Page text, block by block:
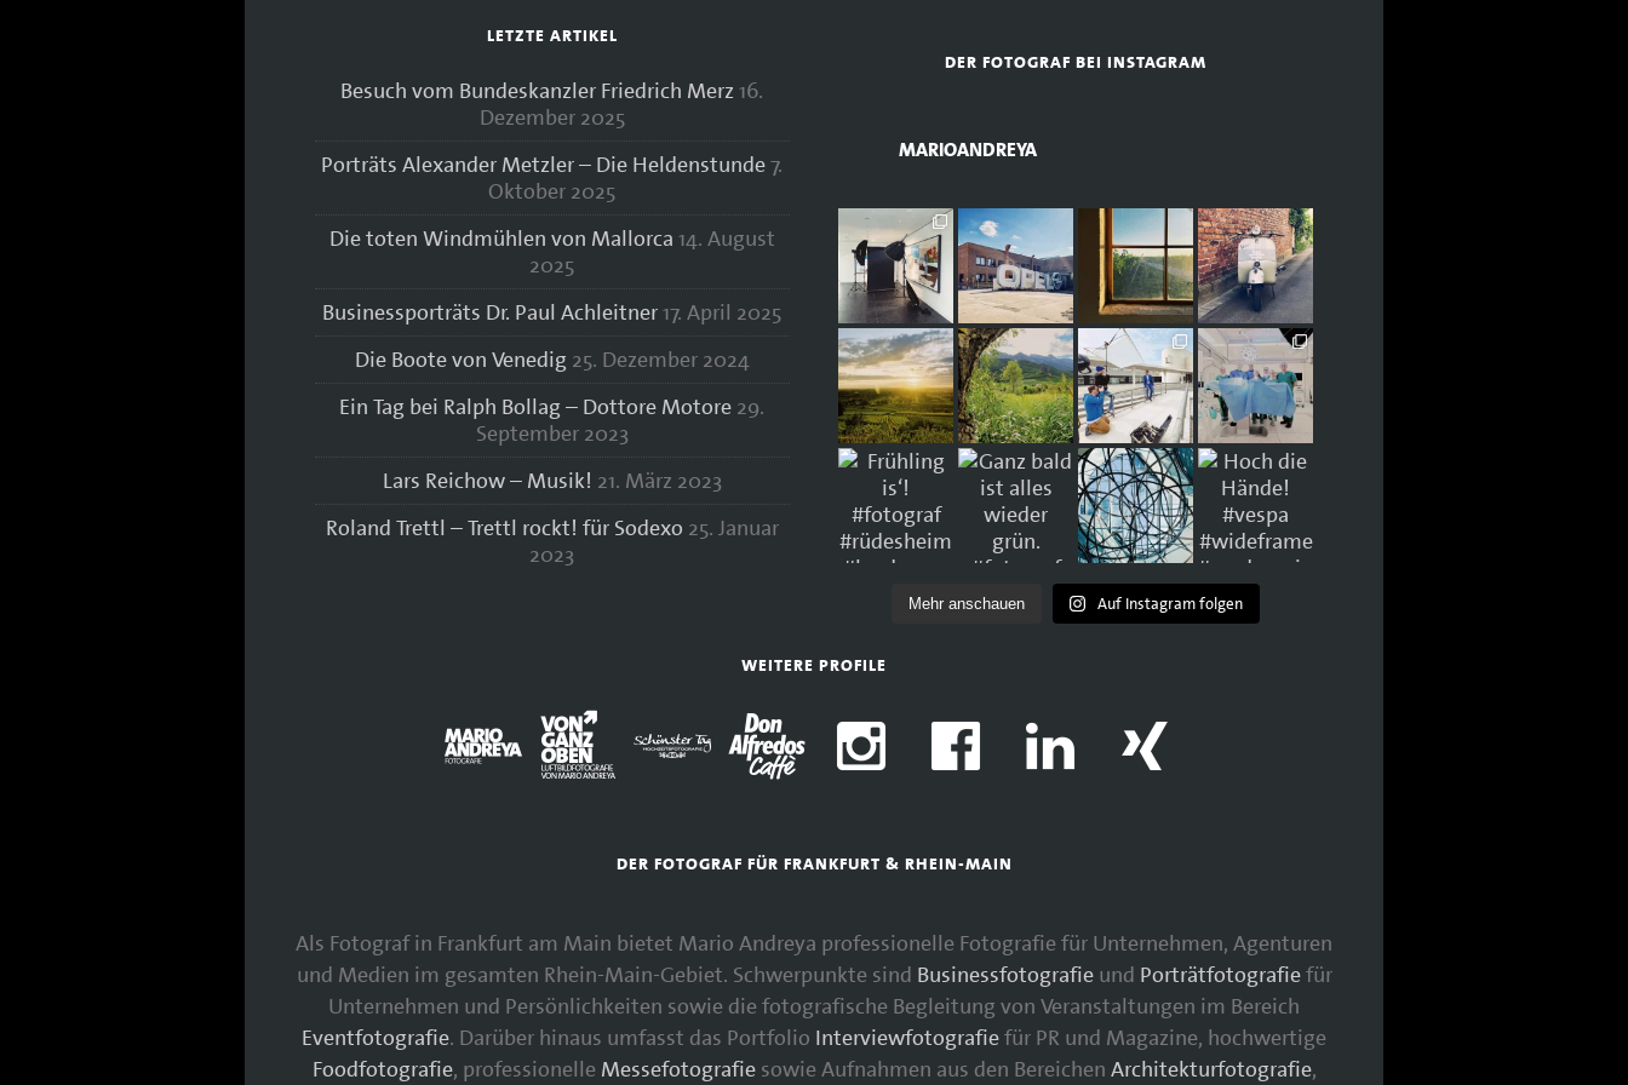
LETZTE ARTIKEL
Besuch vom Bundeskanzler Friedrich Merz 16.
Dezember 2025
Porträts Alexander Metzler – Die Heldenstunde7.
Oktober 2025
Die toten Windmühlen von Mallorca 14. August
2025
Businessporträts Dr. Paul Achleitner17. April 2025
Die Boote von Venedig 25. Dezember 2024
Ein Tag bei Ralph Bollag – Dottore Motore 29.
September 2023
Lars Reichow – Musik! 21. März 2023
Roland Trettl – Trettl rockt! für Sodexo 25. Januar
2023
DER FOTOGRAF BEI INSTAGRAM
MARIOANDREYA
Mehr anschauen Auf Instagram folgen
WEITERE PROFILE
DER FOTOGRAF FÜR FRANKFURT & RHEIN-MAIN
Als Fotograf in Frankfurt am Main bietet Mario Andreya professionelle Fotografie für Unternehmen, Agenturen
und Medien im gesamten Rhein-Main-Gebiet. Schwerpunkte sind Businessfotografieund Porträtfotografiefür
Unternehmen und Persönlichkeiten sowie die fotografische Begleitung von Veranstaltungen im Bereich
Eventfotografie. Darüber hinaus umfasst das Portfolio Interviewfotografiefür PR und Magazine, hochwertige
Foodfotografie, professionelle Messefotografiesowie Aufnahmen aus den Bereichen Architekturfotografie,